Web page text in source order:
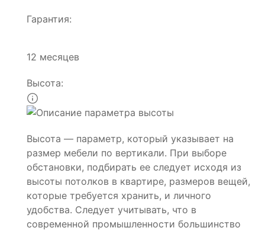
Гарантия:
12 месяцев
Высота:
Высота — параметр, который указывает на
размер мебели по вертикали. При выборе
обстановки, подбирать ее следует исходя из
высоты потолков в квартире, размеров вещей,
которые требуется хранить, и личного
удобства. Следует учитывать, что в
современной промышленности большинство